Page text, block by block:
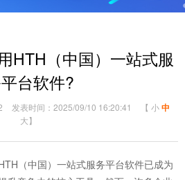
HTH（中国）一站式服
台软件?
发表时间：2025/09/10 16:20:41 【 小中
大】
（中国）一站式服务平台软件已成为